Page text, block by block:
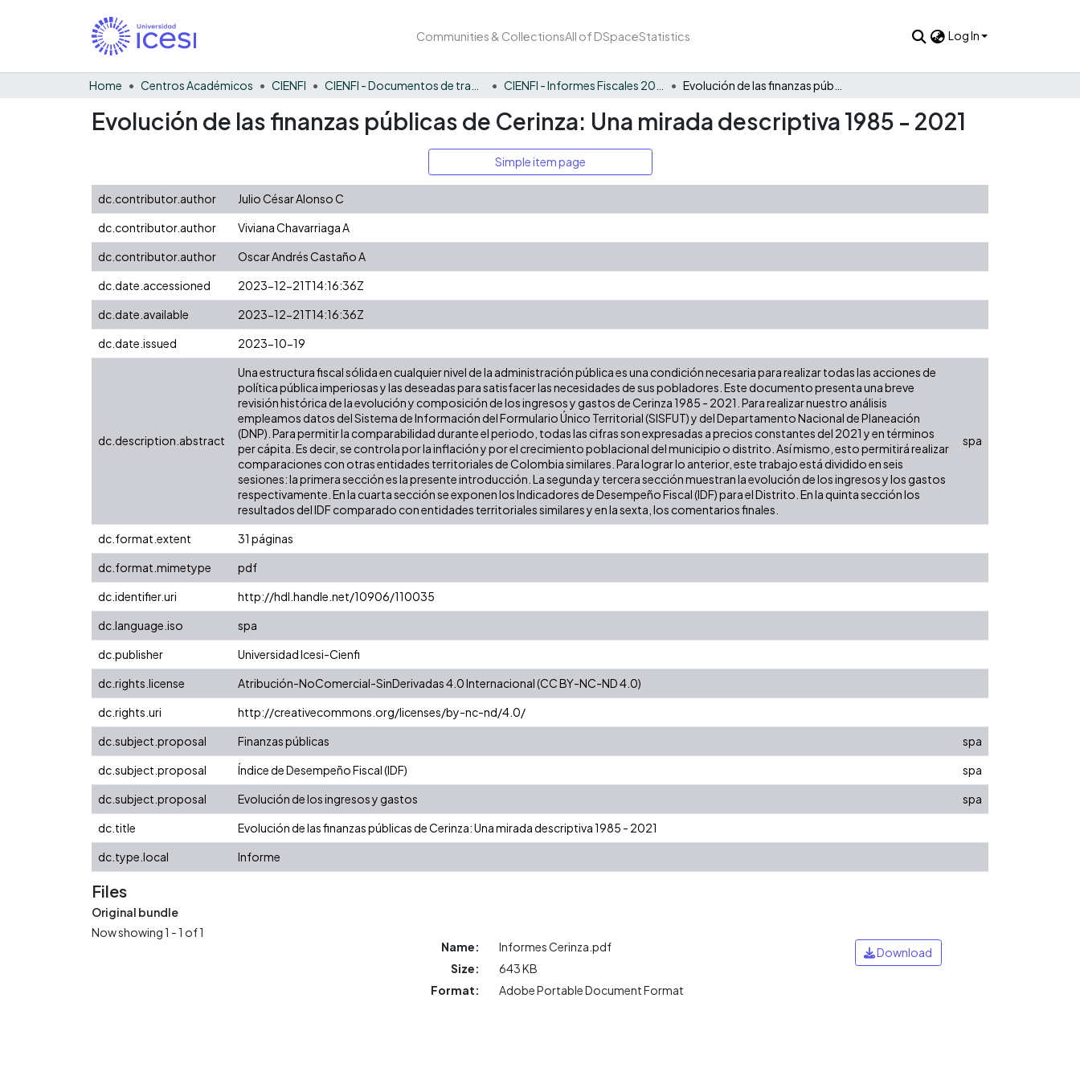
Communities & CollectionsAll of DSpaceStatistics Log In
Home Centros Académicos CIENFI
Evolución de las finanzas públicas de Cerinza: Una mirada descriptiva 1985 - 2021
Simple item page
dc.contributor.author
Julio César Alonso C
dc.contributor.author
Viviana Chavarriaga A
dc.contributor.author
Oscar Andrés Castaño A
dc.date.accessioned
2023-12-21T14:16:36Z
dc.date.available
2023-12-21T14:16:36Z
dc.date.issued
2023-10-19
dc.description.abstract
Una estructura fiscal sólida en cualquier nivel de la administración pública es una condición necesaria para realizar todas las acciones de
política pública imperiosas y las deseadas para satisfacer las necesidades de sus pobladores. Este documento presenta una breve
revisión histórica de la evolución y composición de los ingresos y gastos de Cerinza 1985 - 2021. Para realizar nuestro análisis
empleamos datos del Sistema de Información del Formulario Único Territorial (SISFUT) y del Departamento Nacional de Planeación
(DNP). Para permitir la comparabilidad durante el periodo, todas las cifras son expresadas a precios constantes del 2021 y en términos
per cápita. Es decir, se controla por la inflación y por el crecimiento poblacional del municipio o distrito. Así mismo, esto permitirá realizar
comparaciones con otras entidades territoriales de Colombia similares. Para lograr lo anterior, este trabajo está dividido en seis
sesiones: la primera sección es la presente introducción. La segunda y tercera sección muestran la evolución de los ingresos y los gastos
respectivamente. En la cuarta sección se exponen los Indicadores de Desempeño Fiscal (IDF) para el Distrito. En la quinta sección los
resultados del IDF comparado con entidades territoriales similares y en la sexta, los comentarios finales.
spa
dc.format.extent
31 páginas
dc.format.mimetype
pdf
dc.identifier.uri
http://hdl.handle.net/10906/110035
dc.language.iso
spa
dc.publisher
Universidad Icesi-Cienfi
dc.rights.license
Atribución-NoComercial-SinDerivadas 4.0 Internacional (CC BY-NC-ND 4.0)
dc.rights.uri
http://creativecommons.org/licenses/by-nc-nd/4.0/
dc.subject.proposal
Finanzas públicas
spa
dc.subject.proposal
Índice de Desempeño Fiscal (IDF)
spa
dc.subject.proposal
Evolución de los ingresos y gastos
spa
dc.title
Evolución de las finanzas públicas de Cerinza: Una mirada descriptiva 1985 - 2021
dc.type.local
Informe
Files
Original bundle
Now showing1 - 1 of 1
Name:
Informes Cerinza.pdf
Size:
643 KB
Format:
Adobe Portable Document Format
Download